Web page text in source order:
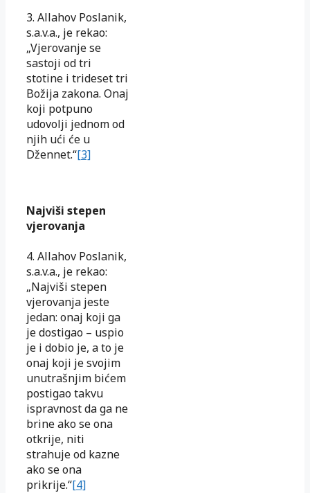
3. Allahov Poslanik,
s.a.v.a., je rekao:
„Vjerovanje se
sastoji od tri
stotine i trideset tri
Božija zakona. Onaj
koji potpuno
udovolji jednom od
njih ući će u
Džennet.“[3]
Najviši stepen
vjerovanja
4. Allahov Poslanik,
s.a.v.a., je rekao:
„Najviši stepen
vjerovanja jeste
jedan: onaj koji ga
je dostigao – uspio
je i dobio je, a to je
onaj koji je svojim
unutrašnjim bićem
postigao takvu
ispravnost da ga ne
brine ako se ona
otkrije, niti
strahuje od kazne
ako se ona
prikrije.“[4]